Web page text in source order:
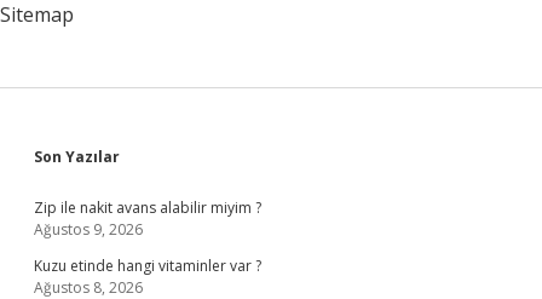
Sitemap
Sidebar
Son Yazılar
Zip ile nakit avans alabilir miyim ?
Ağustos 9, 2026
Kuzu etinde hangi vitaminler var ?
Ağustos 8, 2026